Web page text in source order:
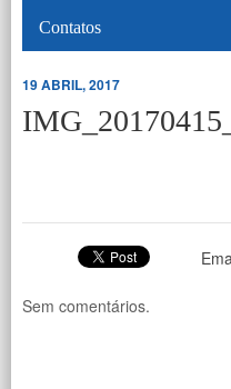
Contatos
19 ABRIL, 2017
Sem comentários.